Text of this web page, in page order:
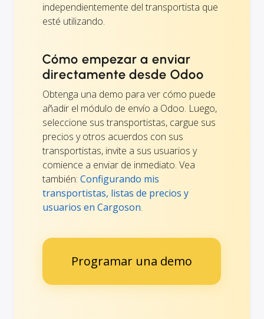
independientemente del transportista que
esté utilizando.
Cómo empezar a enviar
directamente desde Odoo
Obtenga una demo para ver cómo puede
añadir el módulo de envío a Odoo. Luego,
seleccione sus transportistas, cargue sus
precios y otros acuerdos con sus
transportistas, invite a sus usuarios y
comience a enviar de inmediato. Vea
también: Configurando mis
transportistas, listas de precios y
usuarios en Cargoson.
Programar una demo